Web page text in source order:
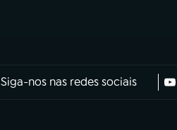
Siga-nos nas redes sociais